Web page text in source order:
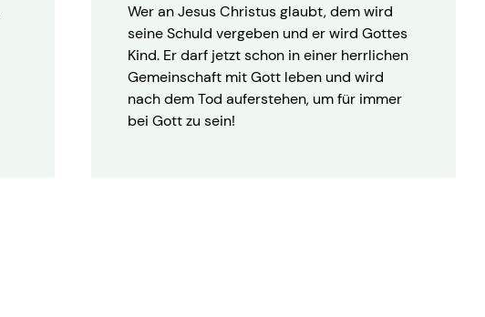
Wer an Jesus Christus glaubt, dem wird
seine Schuld vergeben und er wird Gottes
Kind. Er darf jetzt schon in einer herrlichen
Gemeinschaft mit Gott leben und wird
nach dem Tod auferstehen, um für immer
bei Gott zu sein!